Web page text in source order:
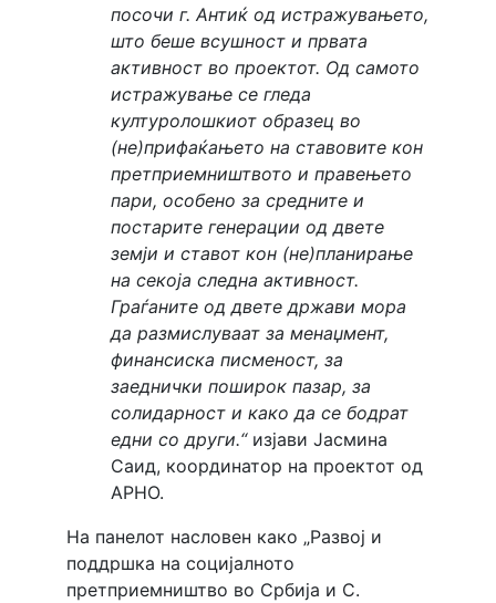
посочи г. Антиќ од истражувањето,
што беше всушност и првата
активност во проектот. Од самото
истражување се гледа
културолошкиот образец во
(не)прифаќањето на ставовите кон
претприемништвото и правењето
пари, особено за средните и
постарите генерации од двете
земји и ставот кон (не)планирање
на секоја следна активност.
Граѓаните од двете држави мора
да размислуваат за менаџмент,
финансиска писменост, за
заеднички поширок пазар, за
солидарност и како да се бодрат
едни со други.“изјави Јасмина
Саид, координатор на проектот од
АРНО.
На панелот насловен како „Развој и
поддршка на социјалното
претприемништво во Србија и С.